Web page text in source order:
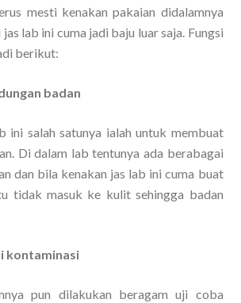
mesti kenakan pakaian didalamnya
lab ini cuma jadi baju luar saja. Fungsi
berikut:
badan
ini salah satunya ialah untuk membuat
Di dalam lab tentunya ada berabagai
dan bila kenakan jas lab ini cuma buat
tidak masuk ke kulit sehingga badan
kontaminasi
pun dilakukan beragam uji coba